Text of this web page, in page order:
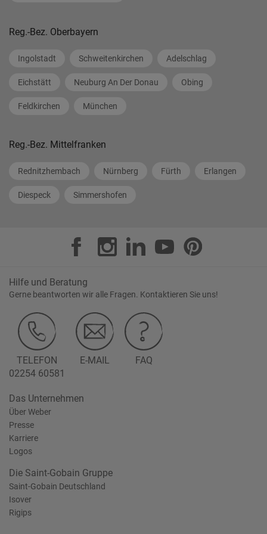
Reg.-Bez. Oberbayern
Ingolstadt Schweitenkirchen Adelschlag
Eichstätt Neuburg An Der Donau Obing
Feldkirchen München
Reg.-Bez. Mittelfranken
Rednitzhembach Nürnberg Fürth Erlangen
Diespeck Simmershofen
Hilfe und Beratung
Gerne beantworten wir alle Fragen. Kontaktieren Sie uns!
TELEFON
02254 60581
E-MAIL FAQ
Das Unternehmen
Über Weber
Presse
Karriere
Logos
Die Saint-Gobain Gruppe
Saint-Gobain Deutschland
Isover
Rigips